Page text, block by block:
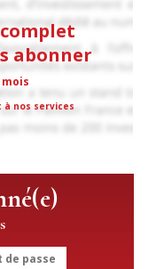
abonner
nos services